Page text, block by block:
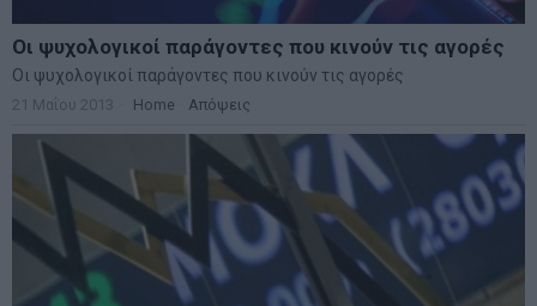
Οι ψυχολογικοί παράγοντες που κινούν τις αγορές
Οι ψυχολογικοί παράγοντες που κινούν τις αγορές
21 Μαΐου 2013 Home Απόψεις